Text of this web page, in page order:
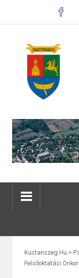
Kustanszeg.hu >
Felsőoktatási